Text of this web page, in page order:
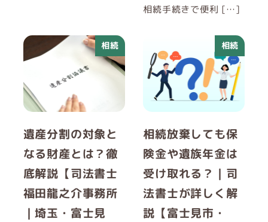
相続手続きで便利 […]
相続
遺産分割の対象と
なる財産とは？徹
底解説【司法書士
福田龍之介事務所
｜埼玉・富士見
相続
相続放棄しても保
険金や遺族年金は
受け取れる？｜司
法書士が詳しく解
説【富士見市・